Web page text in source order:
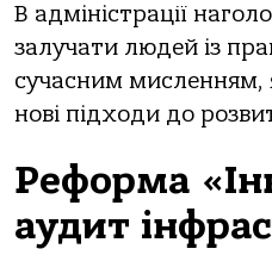
В адміністрації
залучати людей із
сучасним мисленням,
нові підходи до
Реформа
аудит